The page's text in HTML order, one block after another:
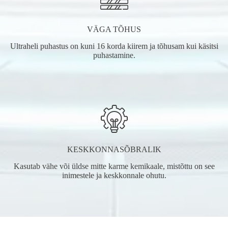
VÄGA TÕHUS
Ultraheli puhastus on kuni 16 korda kiirem ja tõhusam kui käsitsi
puhastamine.
KESKKONNASÕBRALIK
Kasutab vähe või üldse mitte karme kemikaale, mistõttu on see
inimestele ja keskkonnale ohutu.